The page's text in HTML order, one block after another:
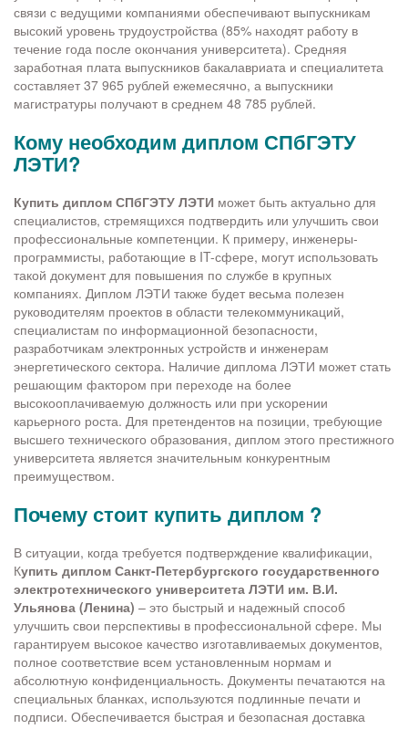
связи с ведущими компаниями обеспечивают выпускникам
высокий уровень трудоустройства (85% находят работу в
течение года после окончания университета). Средняя
заработная плата выпускников бакалавриата и специалитета
составляет 37 965 рублей ежемесячно, а выпускники
магистратуры получают в среднем 48 785 рублей.
Кому необходим диплом СПбГЭТУ
ЛЭТИ?
Купить диплом СПбГЭТУ ЛЭТИ может быть актуально для
специалистов, стремящихся подтвердить или улучшить свои
профессиональные компетенции. К примеру, инженеры-
программисты, работающие в IT-сфере, могут использовать
такой документ для повышения по службе в крупных
компаниях. Диплом ЛЭТИ также будет весьма полезен
руководителям проектов в области телекоммуникаций,
специалистам по информационной безопасности,
разработчикам электронных устройств и инженерам
энергетического сектора. Наличие диплома ЛЭТИ может стать
решающим фактором при переходе на более
высокооплачиваемую должность или при ускорении
карьерного роста. Для претендентов на позиции, требующие
высшего технического образования, диплом этого престижного
университета является значительным конкурентным
преимуществом.
Почему стоит купить диплом ?
В ситуации, когда требуется подтверждение квалификации,
Купить диплом Санкт-Петербургского государственного
электротехнического университета ЛЭТИ им. В.И.
Ульянова (Ленина) – это быстрый и надежный способ
улучшить свои перспективы в профессиональной сфере. Мы
гарантируем высокое качество изготавливаемых документов,
полное соответствие всем установленным нормам и
абсолютную конфиденциальность. Документы печатаются на
специальных бланках, используются подлинные печати и
подписи. Обеспечивается быстрая и безопасная доставка